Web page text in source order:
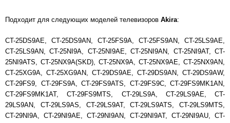
Подходит для следующих моделей телевизоров Akira:
CT-25DS9AE, CT-25DS9AN, CT-25FS9A, CT-25FS9AN, CT-25LS9AE,
CT-25LS9AN, CT-25NI9A, CT-25NI9AE, CT-25NI9AN, CT-25NI9AT, CT-
25NI9ATS, CT-25NX9A(SKD), CT-25NX9A, CT-25NX9AE, CT-25NX9AN,
CT-25XG9A, CT-25XG9AN, CT-29DS9AE, CT-29DS9AN, CT-29DS9AW,
CT-29FS9, CT-29FS9A, CT-29FS9ATS, CT-29FS9C, CT-29FS9MK1AN,
CT-29FS9MK1AT, CT-29FS9MTS, CT-29LS9A, CT-29LS9AE, CT-
29LS9AN, CT-29LS9AS, CT-29LS9AT, CT-29LS9ATS, CT-29LS9MTS,
CT-29NI9A, CT-29NI9AE, CT-29NI9AN, CT-29NI9AT, CT-29NI9AU, CT-